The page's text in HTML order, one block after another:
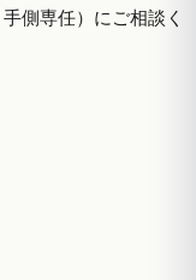
側専任）にご相談く